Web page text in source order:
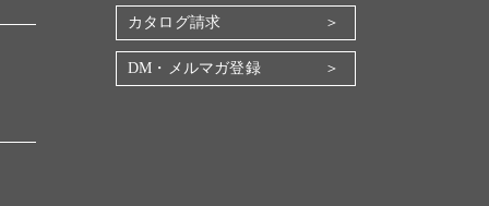
カタログ請求
DM・メルマガ登録